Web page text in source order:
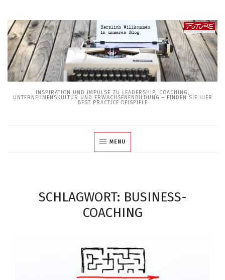
Skip
to
content
INSPIRATION UND IMPULSE ZU LEADERSHIP, COACHING,
UNTERNEHMENSKULTUR UND ERWACHSENENBILDUNG – FINDEN SIE HIER
BEST PRACTICE BEISPIELE
MENU
SCHLAGWORT: BUSINESS-
COACHING